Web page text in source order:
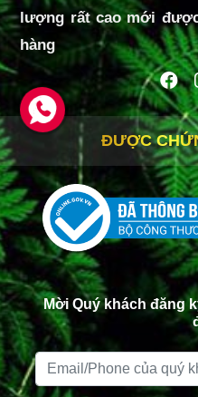
lượng rất cao mới
hàng
ĐƯỢC
Mời Quý khách đăng